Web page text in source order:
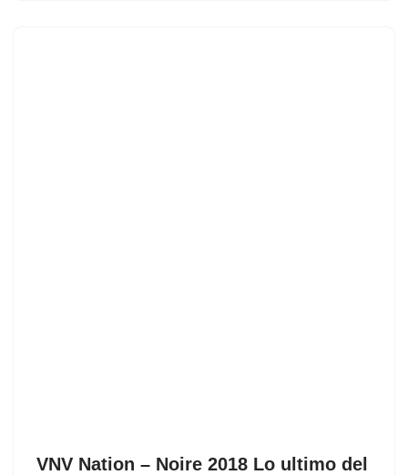
VNV Nation ‎– Noire 2018 Lo ultimo del